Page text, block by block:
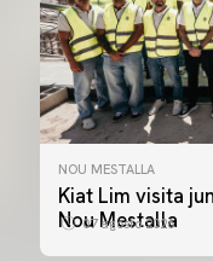
NOU MESTALLA
Kiat Lim visita
Nou Mestalla
07 agosto 2026
PRIMER EQUIPO